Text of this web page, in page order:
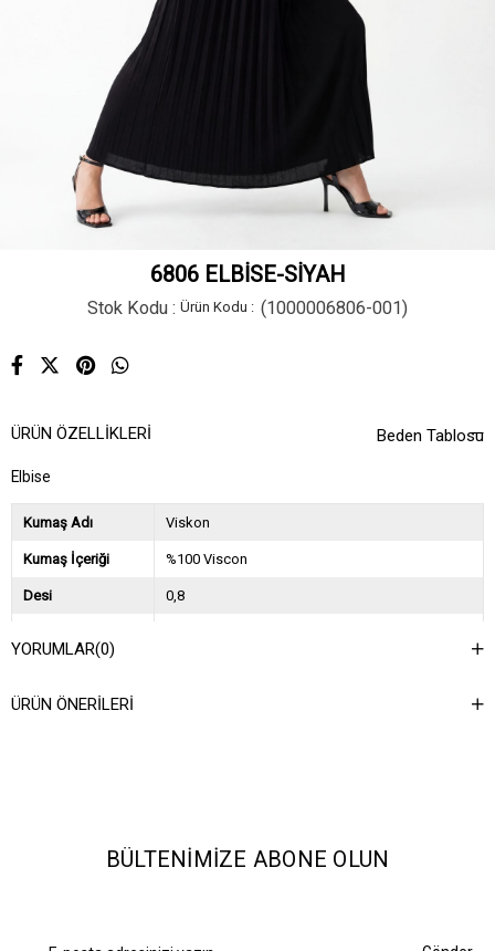
6806 ELBİSE-SİYAH
Stok Kodu (1000006806-001)
Beden Tablosu
ÜRÜN ÖZELLIKLERI
Elbise
Kumaş Adı Viskon
Kumaş İçeriği %100 Viscon
Desi 0,8
Asorti Bilgisi
YORUMLAR(0)
ÜRÜN ÖNERILERI
BÜLTENIMIZE ABONE OLUN